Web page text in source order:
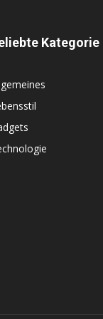
Kategorie